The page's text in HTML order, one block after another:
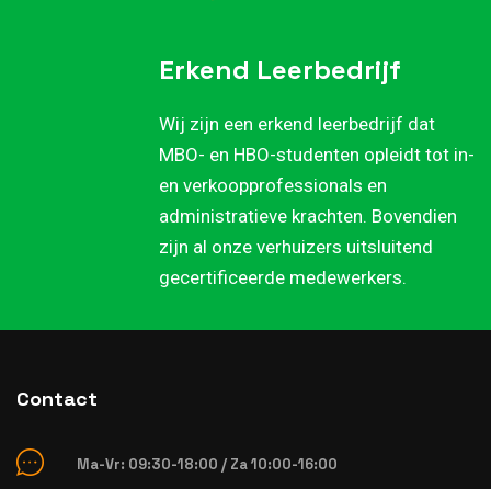
Erkend Leerbedrijf
Wij zijn een erkend leerbedrijf dat
MBO- en HBO-studenten opleidt tot in-
en verkoopprofessionals en
administratieve krachten. Bovendien
zijn al onze verhuizers uitsluitend
gecertificeerde medewerkers.
Contact
Ma-Vr: 09:30-18:00 / Za 10:00-16:00